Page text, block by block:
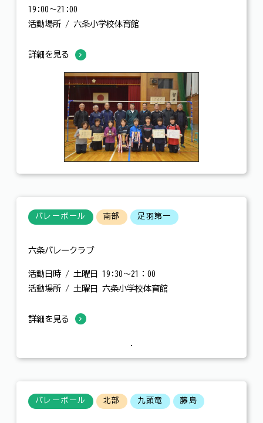
19:00～21:00
活動場所 / 六条小学校体育館
詳細を見る
バレーボール 南部 足羽第一
六条バレークラブ
活動日時 / 土曜日 19:30～21：00
活動場所 / 土曜日 六条小学校体育館
詳細を見る
バレーボール 北部 九頭竜 藤島